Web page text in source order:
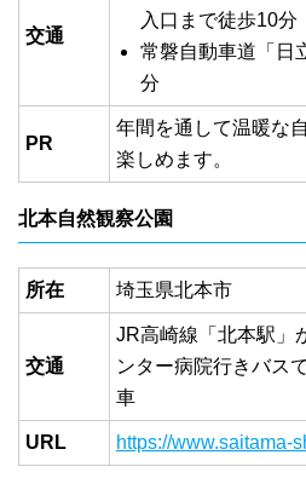
交通
入口まで徒歩10分
常磐自動車道「日
分
PR
年間を通して温暖な
楽しめます。
北本自然観察公園
所在 埼玉県北本市
交通
JR高崎線「北本駅」
ンター病院行きバス
車
URL https://www.saitama-